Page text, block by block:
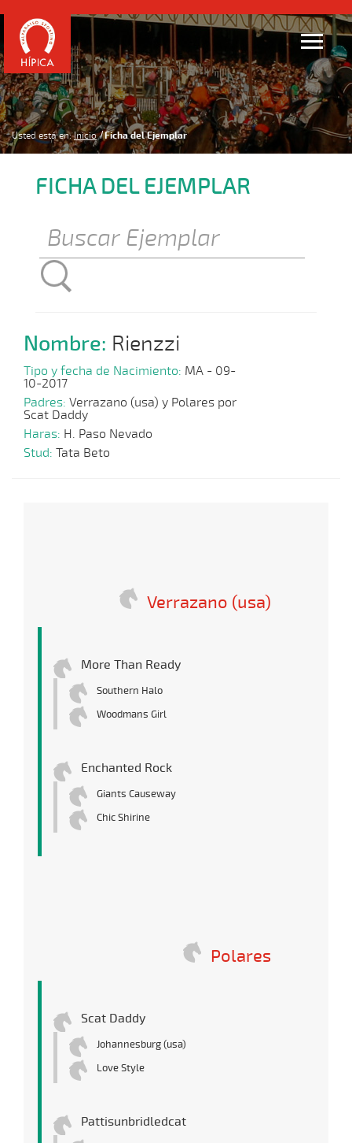
Usted está en: Inicio Ficha del Ejemplar
FICHA DEL EJEMPLAR
Nombre: Rienzzi
Tipo y fecha de Nacimiento: MA - 09-
10-2017
Padres: Verrazano (usa) y Polares por
Scat Daddy
Haras: H. Paso Nevado
Stud: Tata Beto
Verrazano (usa)
More Than Ready
Southern Halo
Woodmans Girl
Enchanted Rock
Giants Causeway
Chic Shirine
Polares
Scat Daddy
Johannesburg (usa)
Love Style
Pattisunbridledcat